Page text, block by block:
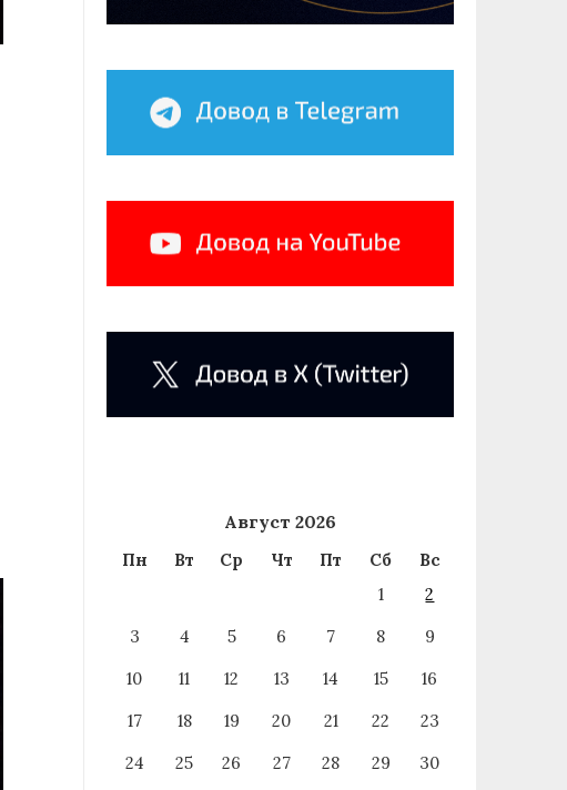
Август 2026
Пн Вт Ср Чт Пт Сб
Вс
1
2
3
4 5 6 7 8
9
10
11 12 13 14 15
16
17
18 19 20 21 22
23
24
25 26 27 28 29
30